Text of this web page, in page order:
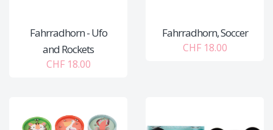
Fahrradhorn - Ufo
and Rockets
CHF 18.00
Fahrradhorn, Soccer
CHF 18.00